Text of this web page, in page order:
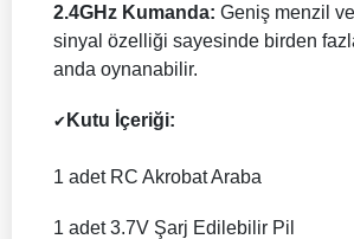
2.4GHz Kumanda: Geniş menzil
sinyal özelliği sayesinde birden
anda oynanabilir.
✔ Kutu İçeriği:
1 adet RC Akrobat Araba
1 adet 3.7V Şarj Edilebilir Pil